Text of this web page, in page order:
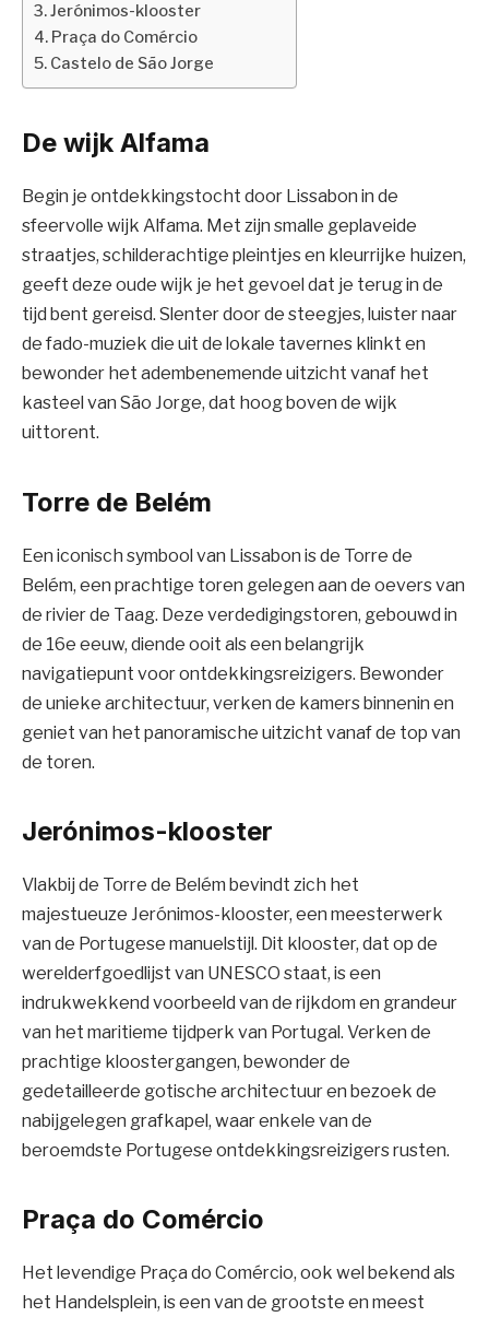
Jerónimos-klooster
Praça do Comércio
Castelo de São Jorge
De wijk Alfama
Begin je ontdekkingstocht door Lissabon in de
sfeervolle wijk Alfama. Met zijn smalle geplaveide
straatjes, schilderachtige pleintjes en kleurrijke huizen,
geeft deze oude wijk je het gevoel dat je terug in de
tijd bent gereisd. Slenter door de steegjes, luister naar
de fado-muziek die uit de lokale tavernes klinkt en
bewonder het adembenemende uitzicht vanaf het
kasteel van São Jorge, dat hoog boven de wijk
uittorent.
Torre de Belém
Een iconisch symbool van Lissabon is de Torre de
Belém, een prachtige toren gelegen aan de oevers van
de rivier de Taag. Deze verdedigingstoren, gebouwd in
de 16e eeuw, diende ooit als een belangrijk
navigatiepunt voor ontdekkingsreizigers. Bewonder
de unieke architectuur, verken de kamers binnenin en
geniet van het panoramische uitzicht vanaf de top van
de toren.
Jerónimos-klooster
Vlakbij de Torre de Belém bevindt zich het
majestueuze Jerónimos-klooster, een meesterwerk
van de Portugese manuelstijl. Dit klooster, dat op de
werelderfgoedlijst van UNESCO staat, is een
indrukwekkend voorbeeld van de rijkdom en grandeur
van het maritieme tijdperk van Portugal. Verken de
prachtige kloostergangen, bewonder de
gedetailleerde gotische architectuur en bezoek de
nabijgelegen grafkapel, waar enkele van de
beroemdste Portugese ontdekkingsreizigers rusten.
Praça do Comércio
Het levendige Praça do Comércio, ook wel bekend als
het Handelsplein, is een van de grootste en meest